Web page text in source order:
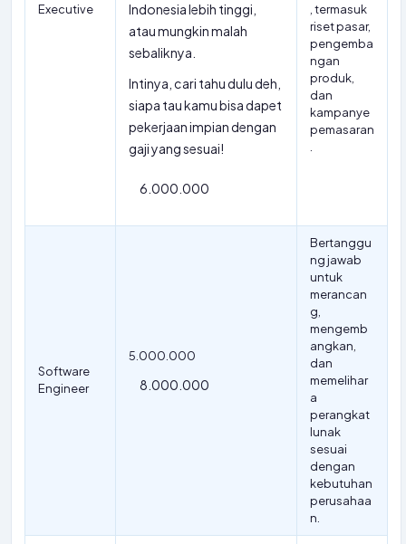
Executive
Indonesia lebih tinggi,
atau mungkin malah
sebaliknya.
Intinya, cari tahu dulu deh,
siapa tau kamu bisa dapet
pekerjaan impian dengan
gaji yang sesuai!
6.000.000
, termasuk
riset pasar,
pengemba
ngan
produk,
dan
kampanye
pemasaran
Software
Engineer
5.000.000
8.000.000
Bertanggu
ng jawab
untuk
merancan
g,
mengemb
angkan,
dan
memelihar
a
perangkat
lunak
sesuai
dengan
kebutuhan
perusahaa
n.